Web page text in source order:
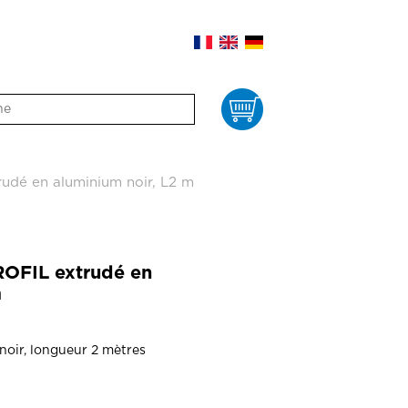
Panier
en aluminium noir, L2 m
extrudé en
longueur 2 mètres